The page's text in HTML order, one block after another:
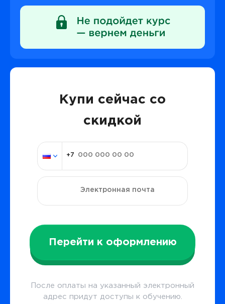
Купи сейчас со
скидкой
Перейти к оформлению
После оплаты на указанный электронный
адрес придут доступы к обучению.